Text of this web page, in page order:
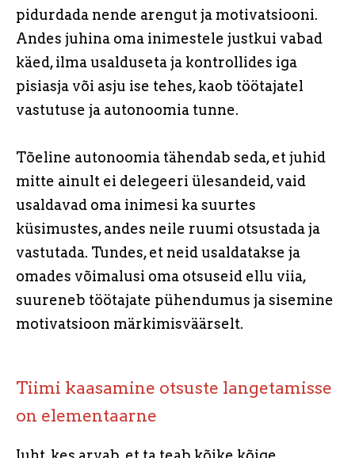
pidurdada nende arengut ja motivatsiooni.
Andes juhina oma inimestele justkui vabad
käed, ilma usalduseta ja kontrollides iga
pisiasja või asju ise tehes, kaob töötajatel
vastutuse ja autonoomia tunne.
Tõeline autonoomia tähendab seda, et juhid
mitte ainult ei delegeeri ülesandeid, vaid
usaldavad oma inimesi ka suurtes
küsimustes, andes neile ruumi otsustada ja
vastutada. Tundes, et neid usaldatakse ja
omades võimalusi oma otsuseid ellu viia,
suureneb töötajate pühendumus ja sisemine
motivatsioon märkimisväärselt.
Tiimi kaasamine otsuste langetamisse
on elementaarne